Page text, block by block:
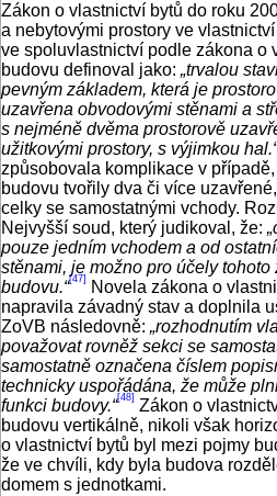
Zákon o vlastnictví bytů do roku
a nebytovými prostory ve
ve spoluvlastnictví podle zákona o
budovu definoval jako: „trvalou
pevným základem, která je
uzavřena obvodovými stěnami a
s nejméně dvěma prostorově
užitkovými prostory, s výjimkou hal.“
způsobovala komplikace v
budovu tvořily dva či více
celky se samostatnými vchody.
Nejvyšší soud, který judikoval, že:
pouze jedním vchodem a od
stěnami, je možno pro účely tohoto
budovu.“[47]
Novela zákona o
napravila závadný stav a doplnila
ZoVB následovně: „rozhodnutím
považovat rovněž sekci se
samostatně označena číslem
technicky uspořádána, že může
funkci budovy.“[48] Zákon o
budovu vertikálně, nikoli však
o vlastnictví bytů byl mezi pojmy
že ve chvíli, kdy byla budova
domem s jednotkami.